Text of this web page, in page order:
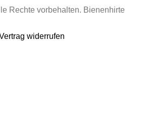
Rechte vorbehalten. Bienenhirte
widerrufen